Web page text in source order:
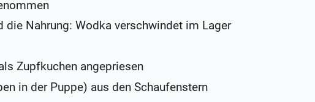
die Nahrung: Wodka verschwindet im Lager
Zupfkuchen angepriesen
in der Puppe) aus den Schaufenstern